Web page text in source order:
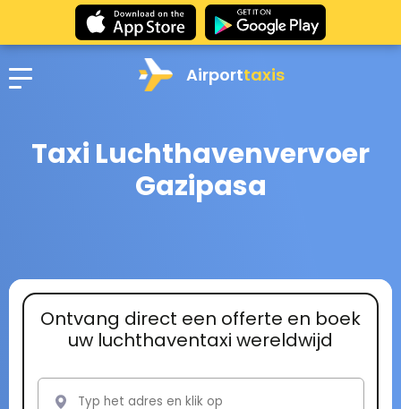
Airporttaxis
Taxi Luchthavenvervoer
Gazipasa
Ontvang direct een offerte en boek
uw luchthaventaxi wereldwijd